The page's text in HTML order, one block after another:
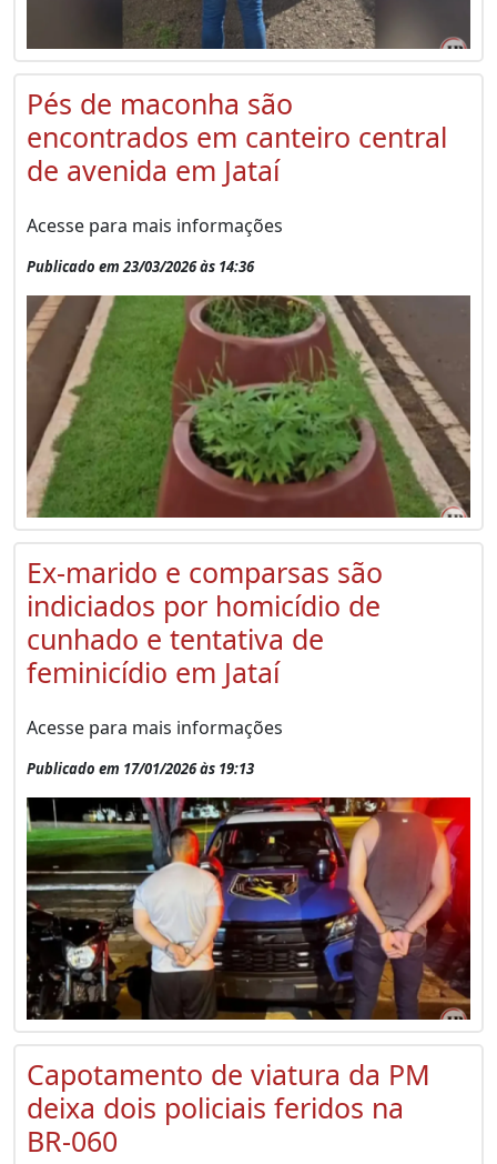
Pés de maconha são
encontrados em canteiro central
de avenida em Jataí
Acesse para mais informações
Publicado em 23/03/2026 às 14:36
Ex-marido e comparsas são
indiciados por homicídio de
cunhado e tentativa de
feminicídio em Jataí
Acesse para mais informações
Publicado em 17/01/2026 às 19:13
Capotamento de viatura da PM
deixa dois policiais feridos na
BR-060